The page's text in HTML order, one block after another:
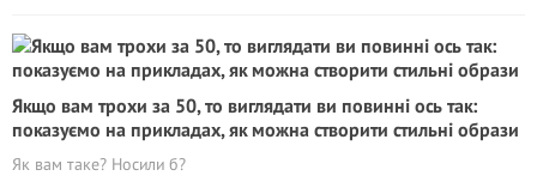
Якщо вам трохи за 50, то виглядати ви повинні ось так:
показуємо на прикладах, як можна створити стильні образи
Як вам таке? Носили б?